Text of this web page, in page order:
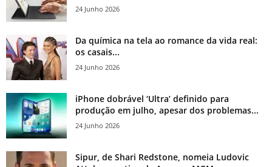
24 Junho 2026
Da química na tela ao romance da vida real:
os casais...
24 Junho 2026
iPhone dobrável ‘Ultra’ definido para
produção em julho, apesar dos problemas...
24 Junho 2026
Sipur, de Shari Redstone, nomeia Ludovic